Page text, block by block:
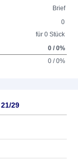
Brief
0
für 0 Stück
0 / 0%
0 / 0%
29